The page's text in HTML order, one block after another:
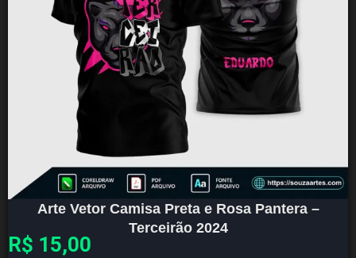
Arte Vetor Camisa Preta e Rosa Pantera –
Terceirão 2024
R$ 15,00